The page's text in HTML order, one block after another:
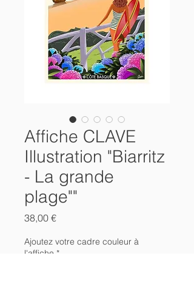
Affiche CLAVE
Illustration "Biarritz
- La grande
plage""
38,00 €Prix
Ajoutez votre cadre couleur à
l'affiche *